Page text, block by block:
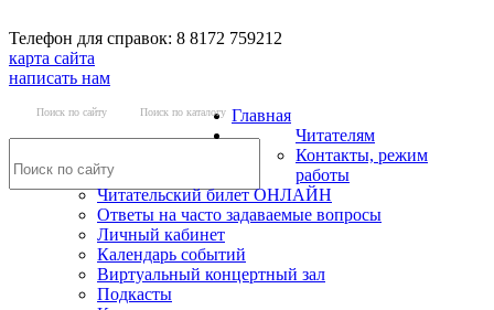
Телефон для справок: 8 8172 759212
карта сайта
написать нам
Поиск по сайту Поиск по каталогу Главная
Читателям
Контакты, режим
работы
Читательский билет ОНЛАЙН
Ответы на часто задаваемые вопросы
Личный кабинет
Календарь событий
Виртуальный концертный зал
Подкасты